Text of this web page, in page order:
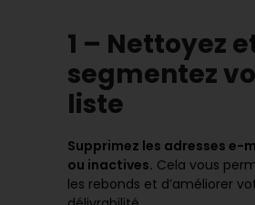
1 – Nettoyez
segmentez
liste
Supprimez les adresses e-
ou inactives. Cela vous
les rebonds et d’améliorer